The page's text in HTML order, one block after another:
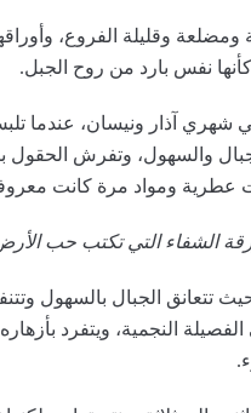
ومضلعة وقليلة الفروع،
نفس بارد من روح الجبل.
شهري آذار ونيسان، عندما
والسهول، وتفرش الحقول
عطرية ومواد مرة كانت
الشفاء التي تكتب حب
تتعانق الجبال بالسهول
النجمية، ويتفرد